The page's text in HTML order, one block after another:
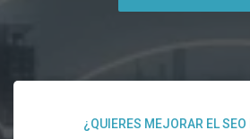
¿QUIERES MEJORAR EL SEO